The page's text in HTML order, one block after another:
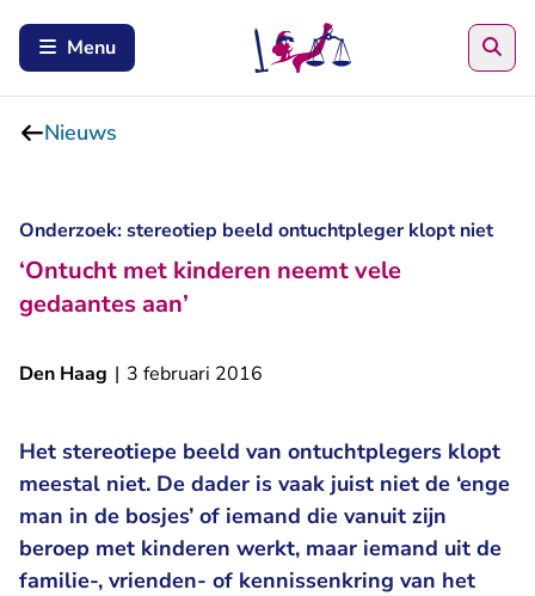
Menu
Nieuws
Onderzoek: stereotiep beeld ontuchtpleger klopt niet
‘Ontucht met kinderen neemt vele
gedaantes aan’
Den Haag | 3 februari 2016
Het stereotiepe beeld van ontuchtplegers klopt
meestal niet. De dader is vaak juist niet de ‘enge
man in de bosjes’ of iemand die vanuit zijn
beroep met kinderen werkt, maar iemand uit de
familie-, vrienden- of kennissenkring van het